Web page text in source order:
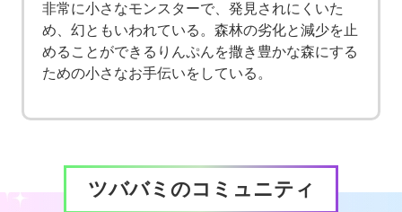
非常に小さなモンスターで、発見されにくいた
め、幻ともいわれている。森林の劣化と減少を止
めることができるりんぷんを撒き豊かな森にする
ための小さなお手伝いをしている。
ツババミのコミュニティ